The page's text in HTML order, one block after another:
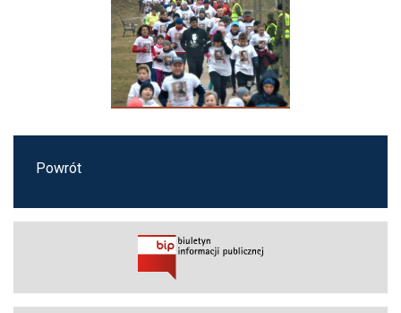
Powrót